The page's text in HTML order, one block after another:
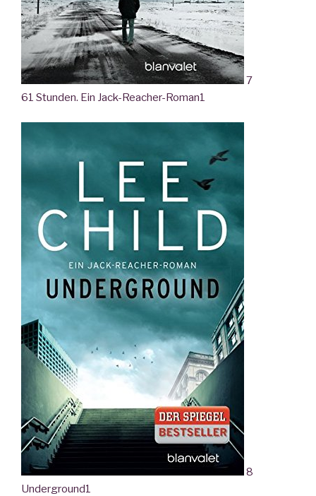
7
61 Stunden. Ein Jack-Reacher-Roman1
8
Underground1